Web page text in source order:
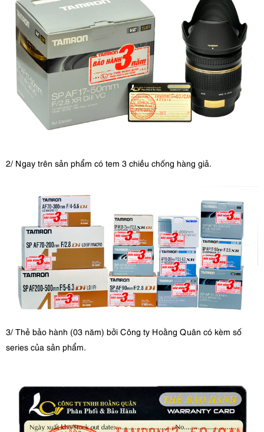
2/ Ngay trên sản phẩm có tem 3 chiều chống hàng giả.
3/ Thẻ bảo hành (03 năm) bởi Công ty Hoằng Quân có kèm số
series của sản phẩm.